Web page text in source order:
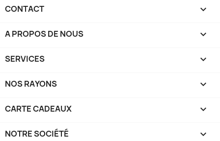
CONTACT 
A PROPOS DE NOUS 
SERVICES 
NOS RAYONS 
CARTE CADEAUX 
NOTRE SOCIÉTÉ 